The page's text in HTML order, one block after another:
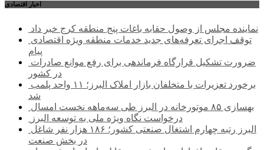
اخبار اقتصادی
نماینده مجلس از وصول حقابه باغات پنج منطقه کرج خبر داد
پیام
در کشور
شد
بهسازی ۸۵ موتورخانه در البرز طی سه‌ماهه نخست امسال
درخواست نگاه ویژه ملی به توسعه البرز
در بخش صنعت